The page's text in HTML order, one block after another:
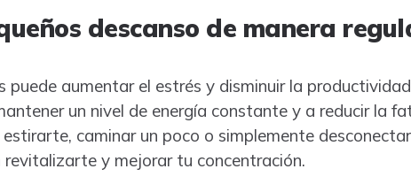
descanso de manera
puede aumentar el estrés y disminuir la
un nivel de energía constante y a reducir la
caminar un poco o simplemente
revitalizarte y mejorar tu concentración.